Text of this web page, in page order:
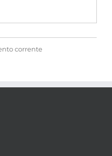
corrente